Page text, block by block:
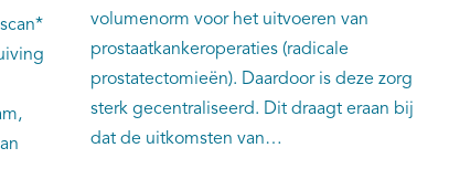
volumenorm voor het uitvoeren van
prostaatkankeroperaties (radicale
prostatectomieën). Daardoor is deze zorg
sterk gecentraliseerd. Dit draagt eraan bij
dat de uitkomsten van